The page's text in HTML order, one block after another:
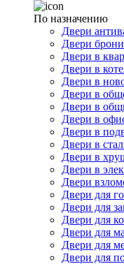
По назначению
Двери
Двери
Двери в
Двери в
Двери в
Двери в
Двери в
Двери в
Двери в
Двери в
Двери в
Двери в
Двери
Двери для
Двери для
Двери для
Двери для
Двери для
Двери для